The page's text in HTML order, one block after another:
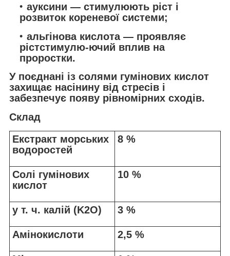
ауксини — стимулюють ріст і
розвиток кореневої системи;
альгінова кислота — проявляє
рістстимулю-ючий вплив на
проростки.
У поєднані із солями гумінових кислот
захищає насінину від стресів і
забезпечує появу рівномірних сходів.
Склад
Екстракт морських
водоростей
8 %
Солі гумінових
кислот
10 %
у т. ч. калій (K2O) 3 %
Амінокислоти 2,5 %